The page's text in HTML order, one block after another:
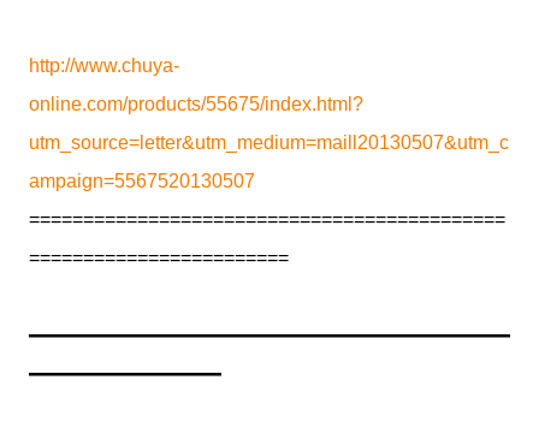
http://www.chuya-
online.com/products/55675/index.html?
utm_source=letter&utm_medium=maill20130507&utm_c
ampaign=5567520130507
============================================
========================
━━━━━━━━━━━━━━━━━━━━━━━━━
━━━━━━━━━━